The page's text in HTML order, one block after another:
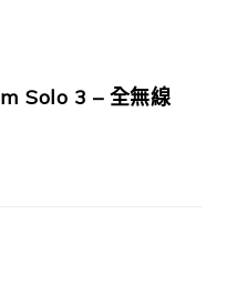
Solo 3 – 全無線